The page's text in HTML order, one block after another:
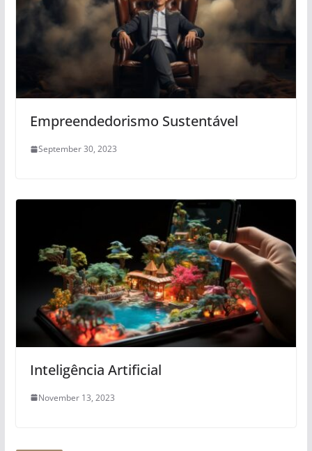
Empreendedorismo Sustentável
September 30, 2023
Inteligência Artificial
November 13, 2023